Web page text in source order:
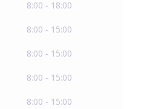
8:00 - 18:00
8:00 - 15:00
8:00 - 15:00
8:00 - 15:00
8:00 - 15:00